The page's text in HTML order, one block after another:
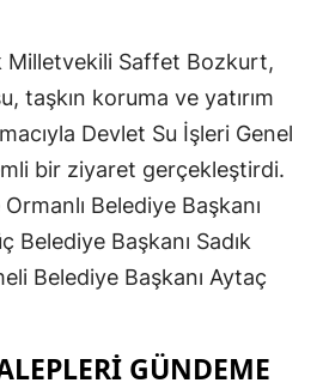
Milletvekili Saffet Bozkurt,
taşkın koruma ve yatırım
Devlet Su İşleri Genel
bir ziyaret gerçekleştirdi.
Belediye Başkanı
Belediye Başkanı Sadık
Belediye Başkanı Aytaç
GÜNDEME